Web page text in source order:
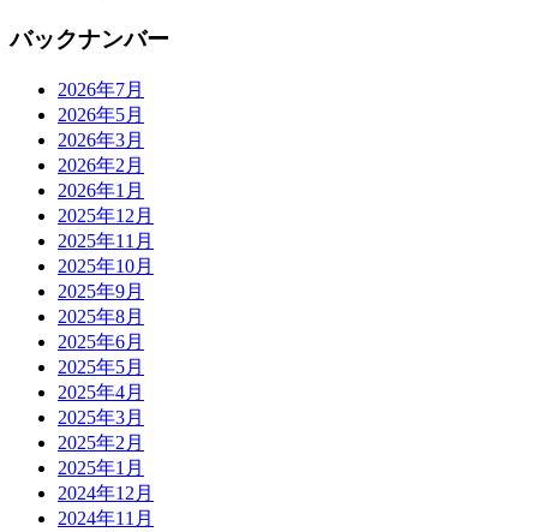
バックナンバー
2026年7月
2026年5月
2026年3月
2026年2月
2026年1月
2025年12月
2025年11月
2025年10月
2025年9月
2025年8月
2025年6月
2025年5月
2025年4月
2025年3月
2025年2月
2025年1月
2024年12月
2024年11月